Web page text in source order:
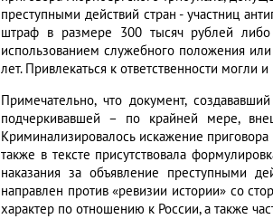
преступными действий стран - участниц
штраф в размере 300 тысяч рублей
использованием служебного положения
лет. Привлекаться к ответственности
Примечательно, что документ,
подчеркивавшей – по крайней мере,
Криминализировалось искажение
также в тексте присутствовала
наказания за объявление преступными
направлен против «ревизии истории» со
характер по отношению к России, а также